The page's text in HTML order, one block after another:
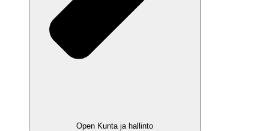
Open Kunta ja hallinto